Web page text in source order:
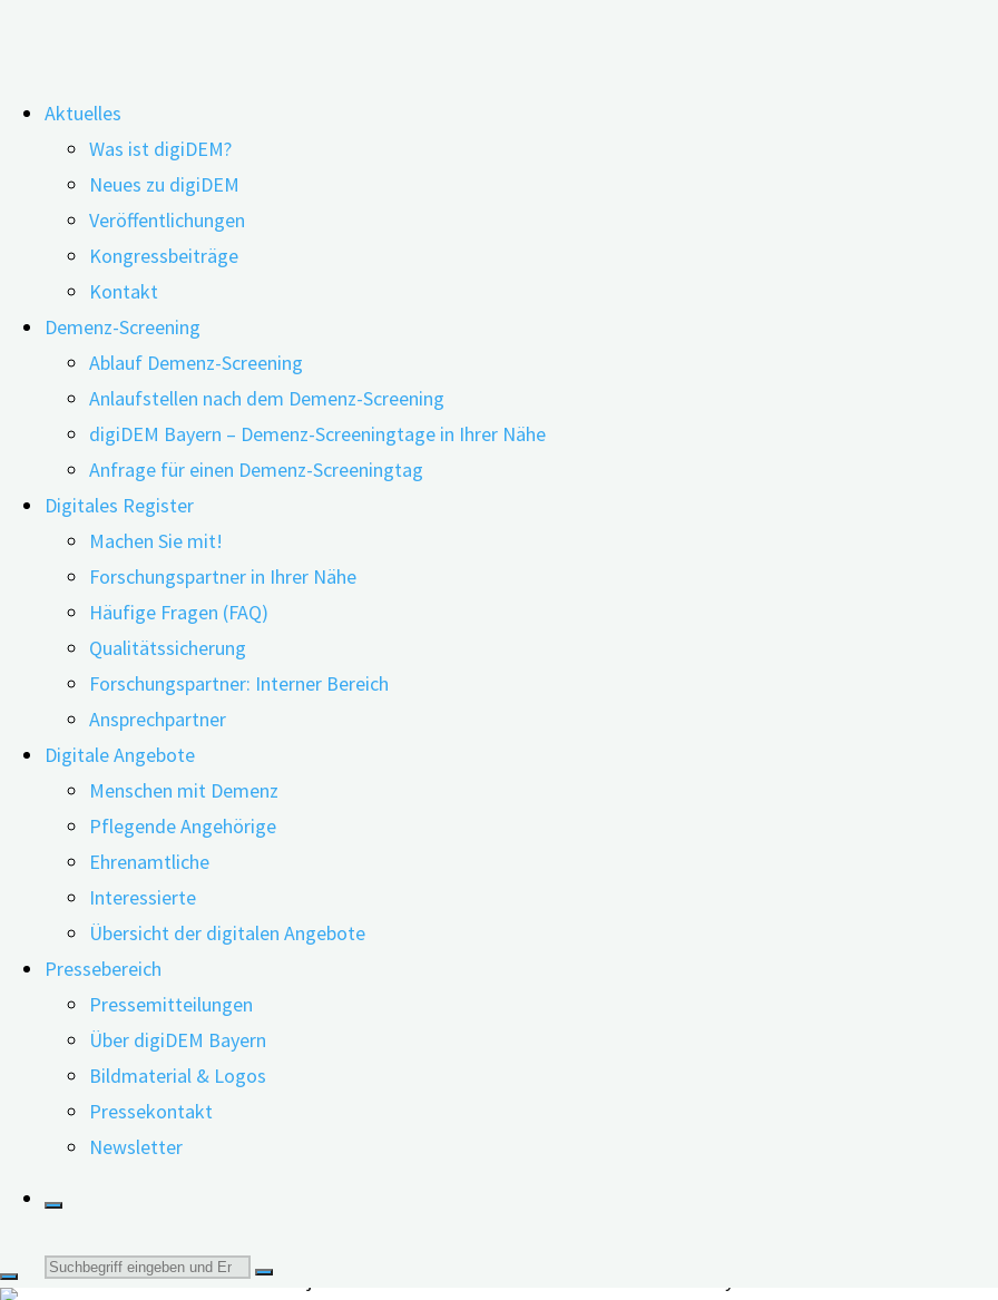
Inhalt
springen
Aktuelles
Was ist digiDEM?
Neues zu digiDEM
Veröffentlichungen
Kongressbeiträge
Kontakt
Demenz-Screening
Ablauf Demenz-Screening
Anlaufstellen nach dem Demenz-Screening
digiDEM Bayern – Demenz-Screeningtage in Ihrer Nähe
Anfrage für einen Demenz-Screeningtag
Digitales Register
Machen Sie mit!
Forschungspartner in Ihrer Nähe
Häufige Fragen (FAQ)
Qualitätssicherung
Forschungspartner: Interner Bereich
Ansprechpartner
Digitale Angebote
Menschen mit Demenz
Pflegende Angehörige
Ehrenamtliche
Interessierte
Übersicht der digitalen Angebote
Pressebereich
Pressemitteilungen
Über digiDEM Bayern
Bildmaterial & Logos
Pressekontakt
Newsletter
Suche
Demenz: Was hilft bei herausforderndem Verhalten?
05.11.201925.11.2019
Schreie, Beschimpfungen oder auch körperliche Angriffe – wenn Menschen mit Demenz sich herausfordernd
große Belastung dar. Eine aktuelle Netzwerk-Metaanalyse kommt nun zu dem Ergebnis, dass nicht-
in diesem Bereich besser wirken als Medikamente.
Veröffentlicht wurde die Netzwerk-Metaanalyse von 163 Studien mit über 23.000 Menschen mit Demenz in der
nicht-pharmakologische Interventionen wurden in den Untersuchungen größtenteils mit Placebo oder der üblichen
Für den Großteil der Maßnahmen ergaben sich im Vergleich mit Placebo oder der üblichen Betreuung moderate bis
zeigte sich jedoch durch Aktivitäten im Freien, eine kombinierte Musik- und Massagetherapie oder eine separate
Demenz zu reduzieren. Sie wiesen jedoch auch auf die Schwächen der Netzwerk-Analyse hin: 46 Prozent der